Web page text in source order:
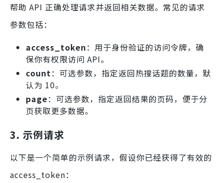
帮助 API 正确处理请求并返回相关数据。常见的请求
参数包括：
access_token：用于身份验证的访问令牌，确
保你有权限访问 API。
count：可选参数，指定返回热搜话题的数量，默
认为 10。
page：可选参数，指定返回结果的页码，便于分
页获取更多数据。
3. 示例请求
以下是一个简单的示例请求，假设你已经获得了有效的
access_token：